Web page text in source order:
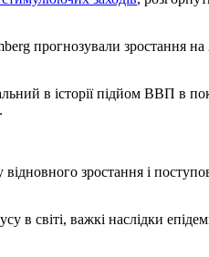
прогнозували зростання
в історії підйом ВВП в
відновного зростання і
світі, важкі наслідки